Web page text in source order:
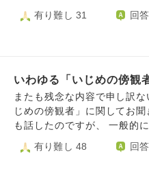
登録されています。友達お
ししたり加害者がわなのでス
りそっくり嫌がらせに同級
など嫌がらせシテキマシタ
嫌がらせされる防犯パトロ
にうけている場合防犯団体
て見ぬふりです悲しいです。
女性に勇気を出して声をか
いじめられてた人はみなさん
り、休職したりされてるの
事実なので、どうにかして
めてる側に一方的に部署異
て、間違ったことはしたく
もいない教室で急に後ろか
(2回)、いじめられてるんや
きたので、「いいよ」と返
好きなんやけど」とニヤニ
ら、壁際に追い詰められて
止めて！と言い、その場か
後、卒業して中1で再びA君
有り難し 31 回
いわゆる「いじめの傍観
またも残念な内容で申し訳
じめの傍観者」に関してお
も話したのですが、 一般的
くない事とされています。
するという事は、大抵の場
有り難し 48 回